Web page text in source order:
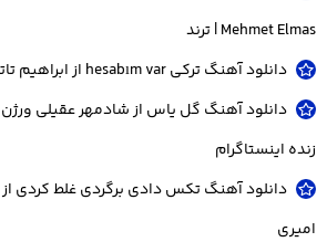
Mehmet Elmas | ترند
دانلود آهنگ ترکی hesabım var از ابراهیم تاتلیسس
دانلود آهنگ گل یاس از شادمهر عقیلی ورژن
زنده اینستاگرام
دانلود آهنگ تکس دادی برگردی غلط کردی
امیری